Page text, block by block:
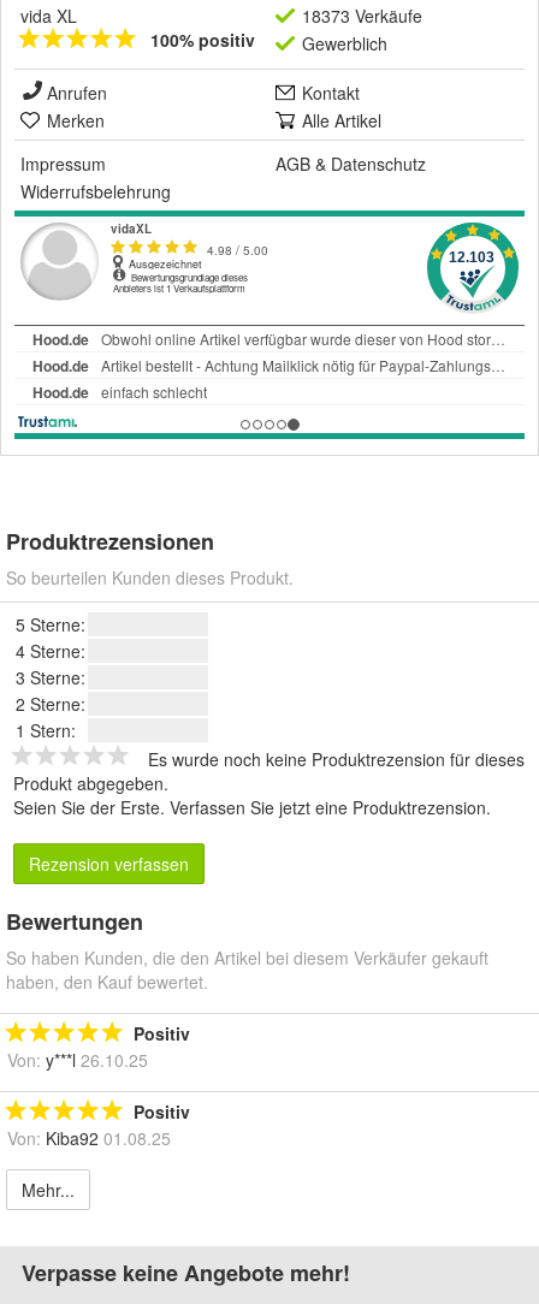
vida XL
100% positiv
18373 Verkäufe
Gewerblich
Anrufen
Kontakt
Merken
Alle Artikel
Impressum
AGB & Datenschutz
Widerrufsbelehrung
Produktrezensionen
So beurteilen Kunden dieses Produkt.
5 Sterne:
4 Sterne:
3 Sterne:
2 Sterne:
1 Stern:
Es wurde noch keine Produktrezension für dieses
Produkt abgegeben.
Seien Sie der Erste. Verfassen Sie jetzt eine Produktrezension.
Rezension verfassen
Bewertungen
So haben Kunden, die den Artikel bei diesem Verkäufer gekauft
haben, den Kauf bewertet.
Positiv
Von: y***l 26.10.25
Positiv
Von: Kiba92 01.08.25
Mehr...
Verpasse keine Angebote mehr!